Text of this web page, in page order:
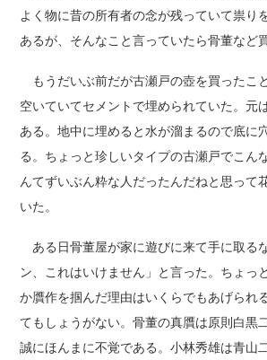
よく物に昔の所有者の念が残っていて祟り
あるが、そんなこと言っていたら骨董など
もうだいぶ前だが古瀬戸の壺を買ったこ
空いていてセメントで埋められていた。元
ある。地中に埋めると水が溜まるので底に
る。ちょっと珍しいタイプの古瀬戸でこん
んてずいぶん粋な人だったんだねと思って
いた。
ある日骨董屋が家に遊びに来て手に取る
ン、これはいけません」と言った。ちょっ
か贋作を掴んだ理由はいくらでもあげられ
てもしょうがない。骨董の真贋は原則白黒
誠にほんまに不覚である。小林秀雄は青山